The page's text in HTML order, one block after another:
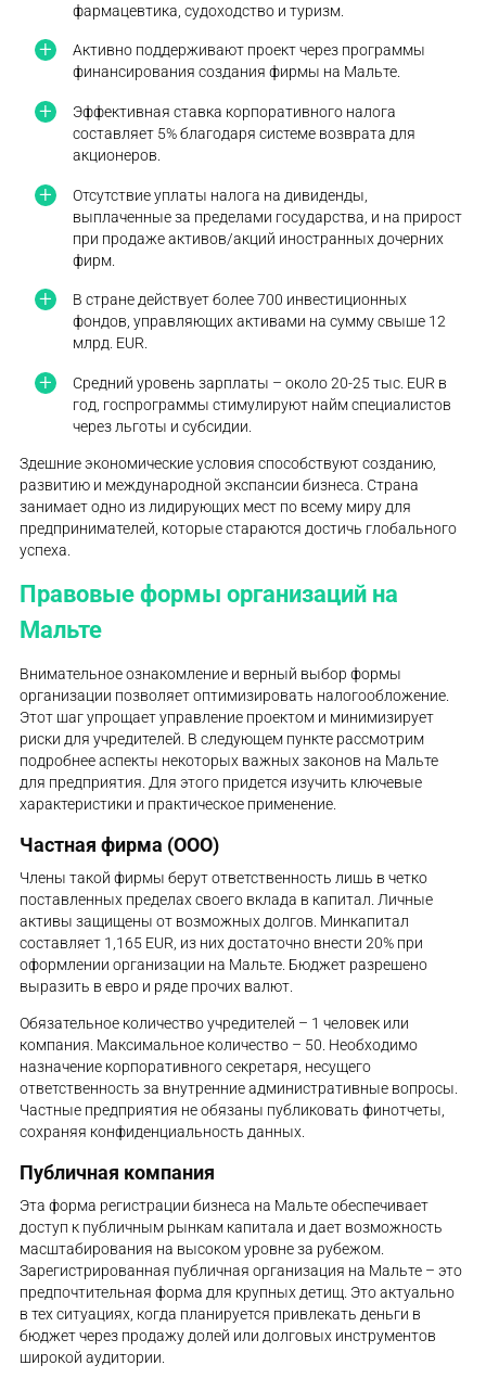
фармацевтика, судоходство и туризм.
Активно поддерживают проект через программы
финансирования создания фирмы на Мальте.
Эффективная ставка корпоративного налога
составляет 5% благодаря системе возврата для
акционеров.
Отсутствие уплаты налога на дивиденды,
выплаченные за пределами государства, и на прирост
при продаже активов/акций иностранных дочерних
фирм.
В стране действует более 700 инвестиционных
фондов, управляющих активами на сумму свыше 12
млрд. EUR.
Средний уровень зарплаты – около 20-25 тыс. EUR в
год, госпрограммы стимулируют найм специалистов
через льготы и субсидии.
Здешние экономические условия способствуют созданию,
развитию и международной экспансии бизнеса. Страна
занимает одно из лидирующих мест по всему миру для
предпринимателей, которые стараются достичь глобального
успеха.
Правовые формы организаций на
Мальте
Внимательное ознакомление и верный выбор формы
организации позволяет оптимизировать налогообложение.
Этот шаг упрощает управление проектом и минимизирует
риски для учредителей. В следующем пункте рассмотрим
подробнее аспекты некоторых важных законов на Мальте
для предприятия. Для этого придется изучить ключевые
характеристики и практическое применение.
Частная фирма (ООО)
Члены такой фирмы берут ответственность лишь в четко
поставленных пределах своего вклада в капитал. Личные
активы защищены от возможных долгов. Минкапитал
составляет 1,165 EUR, из них достаточно внести 20% при
оформлении организации на Мальте. Бюджет разрешено
выразить в евро и ряде прочих валют.
Обязательное количество учредителей – 1 человек или
компания. Максимальное количество – 50. Необходимо
назначение корпоративного секретаря, несущего
ответственность за внутренние административные вопросы.
Частные предприятия не обязаны публиковать финотчеты,
сохраняя конфиденциальность данных.
Публичная компания
Эта форма регистрации бизнеса на Мальте обеспечивает
доступ к публичным рынкам капитала и дает возможность
масштабирования на высоком уровне за рубежом.
Зарегистрированная публичная организация на Мальте – это
предпочтительная форма для крупных детищ. Это актуально
в тех ситуациях, когда планируется привлекать деньги в
бюджет через продажу долей или долговых инструментов
широкой аудитории.